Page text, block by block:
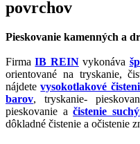
povrchov
Pieskovanie kamenných a
FirmaIB REINvykonáva
orientované na tryskanie,
nájdetevysokotlakové
barov, tryskanie-
pieskovanie ačistenie
dôkladné čistenie a očistenie